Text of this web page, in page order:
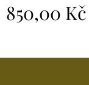
850,00 Kč